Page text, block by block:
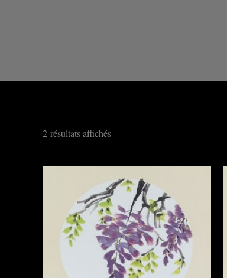
2 résultats affichés